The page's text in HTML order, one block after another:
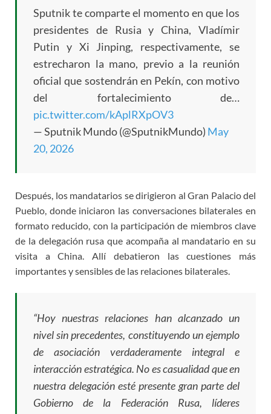
Sputnik te comparte el momento en que los
presidentes de Rusia y China, Vladímir
Putin y Xi Jinping, respectivamente, se
estrecharon la mano, previo a la reunión
oficial que sostendrán en Pekín, con motivo
del fortalecimiento de…
pic.twitter.com/kAplRXpOV3
— Sputnik Mundo (@SputnikMundo) May
20, 2026
Después, los mandatarios se dirigieron al Gran Palacio del
Pueblo, donde iniciaron las conversaciones bilaterales en
formato reducido, con la participación de miembros clave
de la delegación rusa que acompaña al mandatario en su
visita a China. Allí debatieron las cuestiones más
importantes y sensibles de las relaciones bilaterales.
“Hoy nuestras relaciones han alcanzado un
nivel sin precedentes, constituyendo un ejemplo
de asociación verdaderamente integral e
interacción estratégica. No es casualidad que en
nuestra delegación esté presente gran parte del
Gobierno de la Federación Rusa, líderes